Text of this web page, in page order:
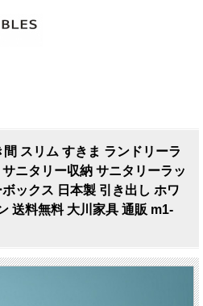
スリム すきま ランドリーラ
ニタリー収納 サニタリーラッ
ックス 日本製 引き出し ホワ
送料無料 大川家具 通販 m1-